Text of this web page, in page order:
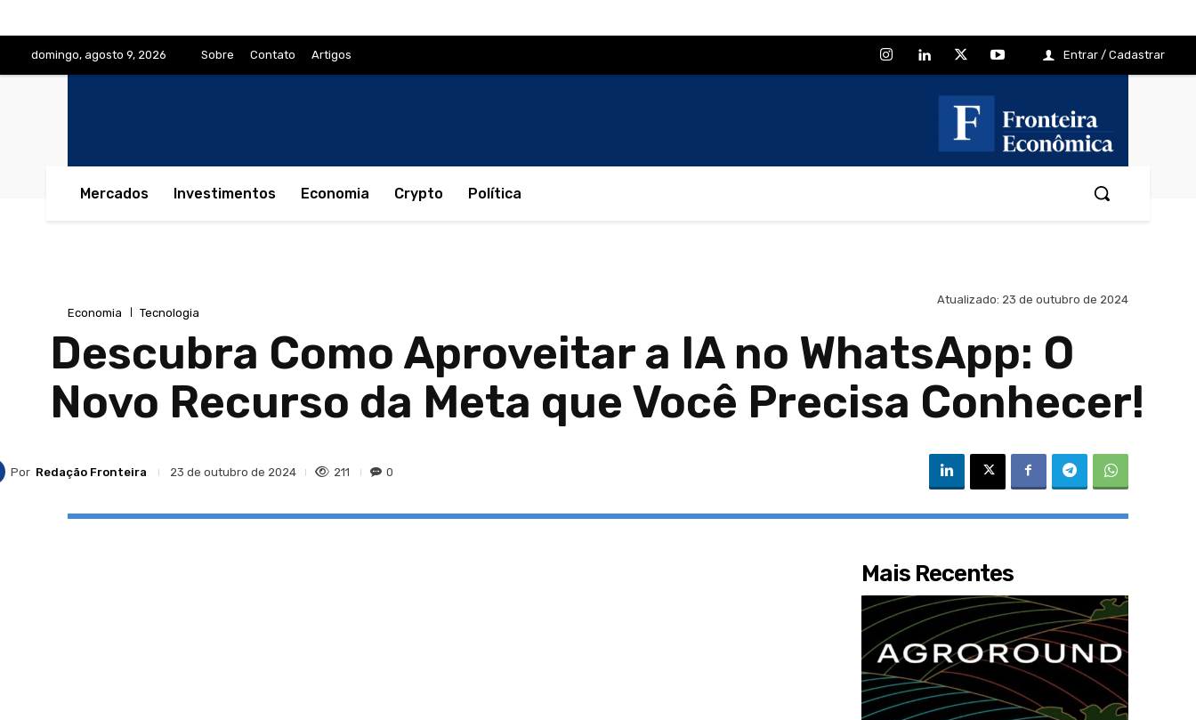
domingo, agosto 9, 2026 Sobre Contato Artigos Entrar / Cadastrar
Mercados Investimentos Economia Crypto Política
Economia Tecnologia
Atualizado: 23 de outubro de 2024
Descubra Como Aproveitar a IA no WhatsApp: O
Novo Recurso da Meta que Você Precisa Conhecer!
Por Redação Fronteira 23 de outubro de 2024 211 0
Mais Recentes